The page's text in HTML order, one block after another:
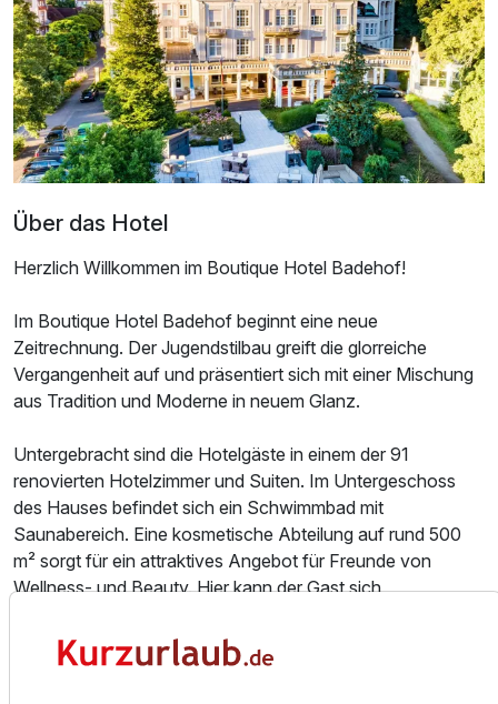
Doppelzimmer Komfort
2 Erwachsene
Zusatznächte
Für 3 Tage p.P. ab249,00 €
Über das Hotel
Herzlich Willkommen im Boutique Hotel Badehof!
Im Boutique Hotel Badehof beginnt eine neue
Zeitrechnung. Der Jugendstilbau greift die glorreiche
Vergangenheit auf und präsentiert sich mit einer Mischung
aus Tradition und Moderne in neuem Glanz.
Untergebracht sind die Hotelgäste in einem der 91
renovierten Hotelzimmer und Suiten. Im Untergeschoss
des Hauses befindet sich ein Schwimmbad mit
Saunabereich. Eine kosmetische Abteilung auf rund 500
m² sorgt für ein attraktives Angebot für Freunde von
Wellness- und Beauty. Hier kann der Gast sich
Urlauber können sich im 300 m² großen Fitnessbereich
des Hauses sportlich ertüchtigen.